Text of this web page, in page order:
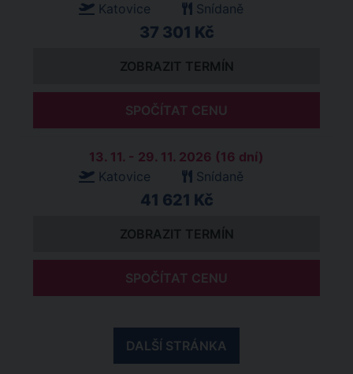
Katovice
Snídaně
37 301 Kč
ZOBRAZIT TERMÍN
SPOČÍTAT CENU
13. 11. - 29. 11. 2026 (16 dní)
Katovice
Snídaně
41 621 Kč
ZOBRAZIT TERMÍN
SPOČÍTAT CENU
DALŠÍ STRÁNKA